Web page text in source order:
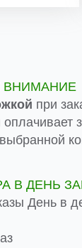
при
В ДЕНЬ
День в